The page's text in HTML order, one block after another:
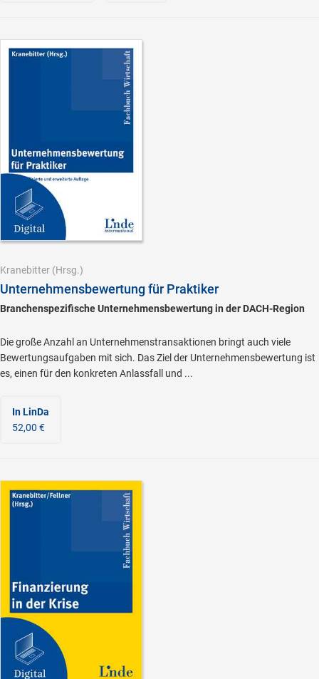
Kranebitter (Hrsg.)
Unternehmensbewertung für Praktiker
Branchenspezifische Unternehmensbewertung in der DACH-Region
Die große Anzahl an Unternehmenstransaktionen bringt auch viele
Bewertungsaufgaben mit sich. Das Ziel der Unternehmensbewertung ist
es, einen für den konkreten Anlassfall und ...
In LinDa
52,00 €